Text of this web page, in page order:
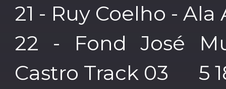
21 - Ruy Coelho -
22 - Fond José
Castro Track 03 5